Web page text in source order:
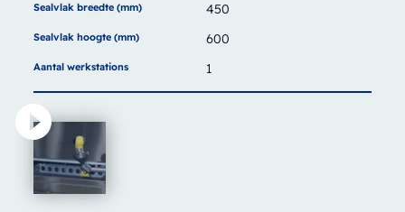
Sealvlak breedte (mm) 450
Sealvlak hoogte (mm) 600
Aantal werkstations 1